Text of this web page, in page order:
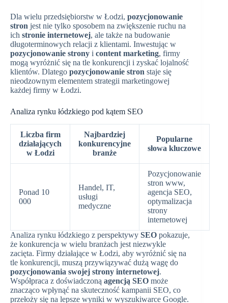
Dla wielu przedsiębiorstw w Łodzi, pozycjonowanie
stron jest nie tylko sposobem na zwiększenie ruchu na
ich stronie internetowej, ale także na budowanie
długoterminowych relacji z klientami. Inwestując w
pozycjonowanie strony i content marketing, firmy
mogą wyróżnić się na tle konkurencji i zyskać lojalność
klientów. Dlatego pozycjonowanie stron staje się
nieodzownym elementem strategii marketingowej
każdej firmy w Łodzi.
Analiza rynku łódzkiego pod kątem SEO
Liczba firm
działających
w Łodzi
Najbardziej
konkurencyjne
branże
Popularne
słowa kluczowe
Ponad 10
000
Handel, IT,
usługi
medyczne
Pozycjonowanie
stron www,
agencja SEO,
optymalizacja
strony
internetowej
Analiza rynku łódzkiego z perspektywy SEO pokazuje,
że konkurencja w wielu branżach jest niezwykle
zacięta. Firmy działające w Łodzi, aby wyróżnić się na
tle konkurencji, muszą przywiązywać dużą wagę do
pozycjonowania swojej strony internetowej.
Współpraca z doświadczoną agencją SEO może
znacząco wpłynąć na skuteczność kampanii SEO, co
przełoży się na lepsze wyniki w wyszukiwarce Google.